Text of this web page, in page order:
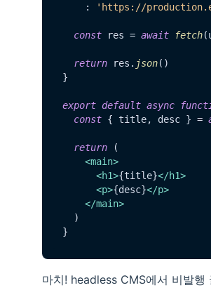
    :
'https://
const res = await fetch
return res. json()
}
export default async
const { title, desc } =
return (
<main>
<h1>{title}</h1>
<p>{desc}</p>
</main>
  )
마치! headless CMS에서 비발행